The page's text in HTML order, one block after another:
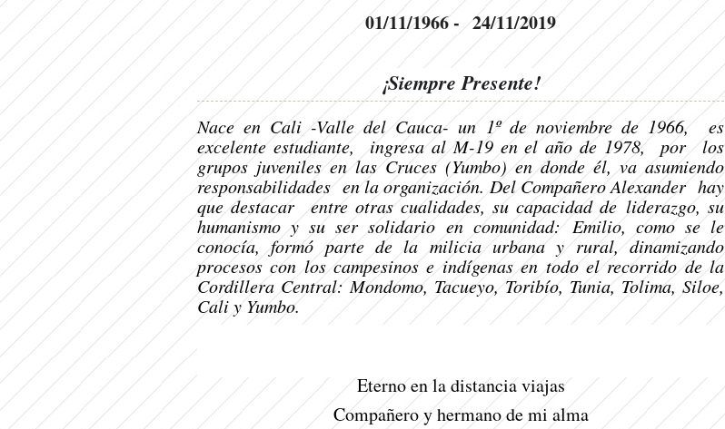
01/11/1966 - 24/11/2019
¡Siempre Presente!
Nace en Cali -Valle del Cauca- un 1º de noviembre de 1966, es
excelente estudiante, ingresa al M-19 en el año de 1978, por los
grupos juveniles en las Cruces (Yumbo) en donde él, va asumiendo
responsabilidades en la organización. Del Compañero Alexander hay
que destacar entre otras cualidades, su capacidad de liderazgo, su
humanismo y su ser solidario en comunidad: Emilio, como se le
conocía, formó parte de la milicia urbana y rural, dinamizando
procesos con los campesinos e indígenas en todo el recorrido de la
Cordillera Central: Mondomo, Tacueyo, Toribío, Tunia, Tolima, Siloe,
Cali y Yumbo.
Eterno en la distancia viajas
Compañero y hermano de mi alma